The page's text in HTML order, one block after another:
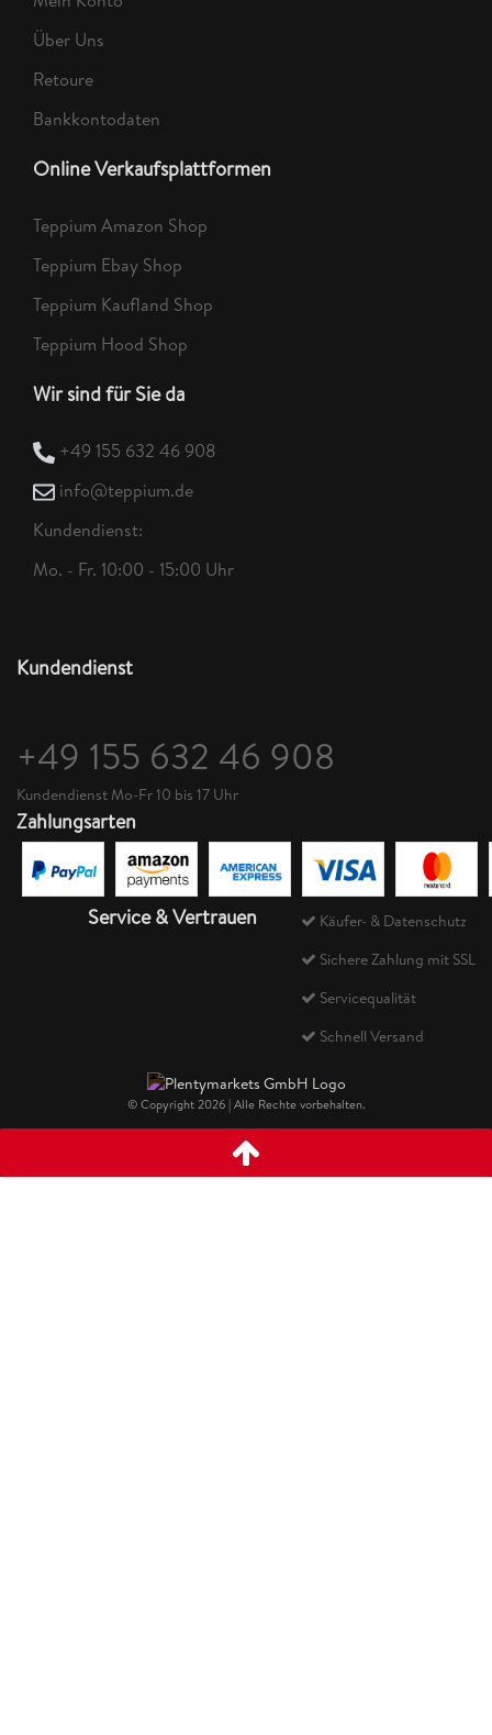
Über Uns
Retoure
Bankkontodaten
Online Verkaufsplattformen
Teppium Amazon Shop
Teppium Ebay Shop
Teppium Kaufland Shop
Teppium Hood Shop
Wir sind für Sie da
+49 155 632 46 908
info@teppium.de
Kundendienst:
Mo. - Fr. 10:00 - 15:00 Uhr
Kundendienst
+49 155 632 46 908
Kundendienst Mo-Fr 10 bis 17 Uhr
Zahlungsarten
Service & Vertrauen
Käufer- & Datenschutz
Sichere Zahlung mit SSL
Servicequalität
Schnell Versand
© Copyright 2026 | Alle Rechte vorbehalten.